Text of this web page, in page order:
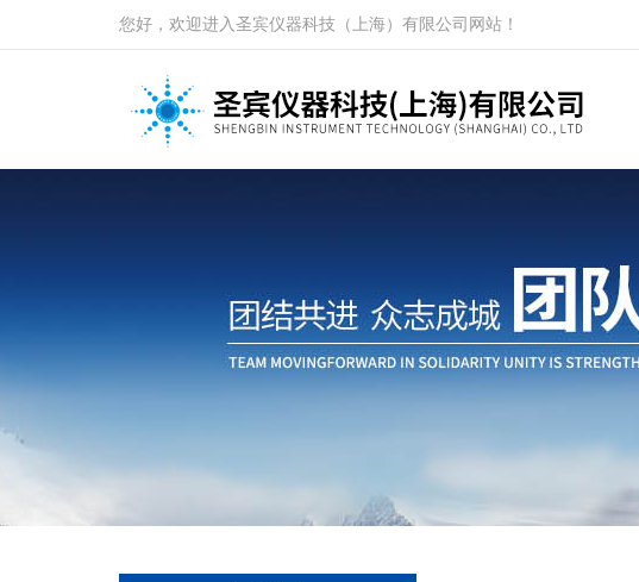
您好，欢迎进入圣宾仪器科技（上海）有限公司网站！